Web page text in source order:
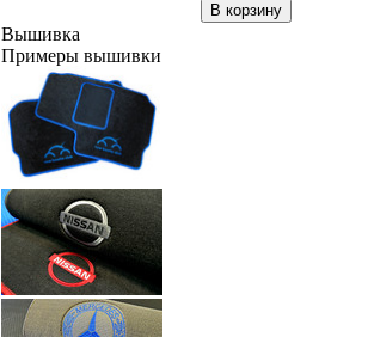
В корзину
Вышивка
Примеры вышивки